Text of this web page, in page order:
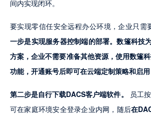
间内实现闭环。
要实现零信任安全远程办公环境，企业只需
一步是实现服务器控制端的部署。数篷科技
方案，企业不需要准备其他资源，使用数篷
功能，开通账号后即可在云端定制策略和启用
第二步是自行下载DACS客户端软件。
员工
可在家庭环境安全登录企业内网，随后在